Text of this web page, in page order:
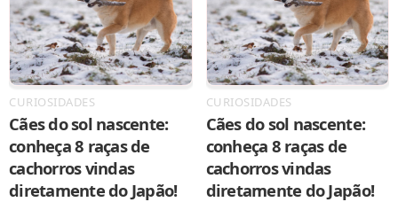
CURIOSIDADES
Cães do sol nascente:
conheça 8 raças de
cachorros vindas
diretamente do Japão!
CURIOSIDADES
Cães do sol nascente:
conheça 8 raças de
cachorros vindas
diretamente do Japão!